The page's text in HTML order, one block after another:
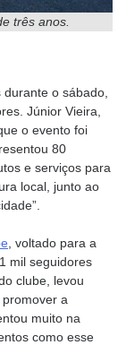
três anos.
o sábado,
Júnior Vieira,
o evento foi
80
e serviços para
local, junto ao
, voltado para a
mil seguidores
clube, levou
a
muito na
como esse